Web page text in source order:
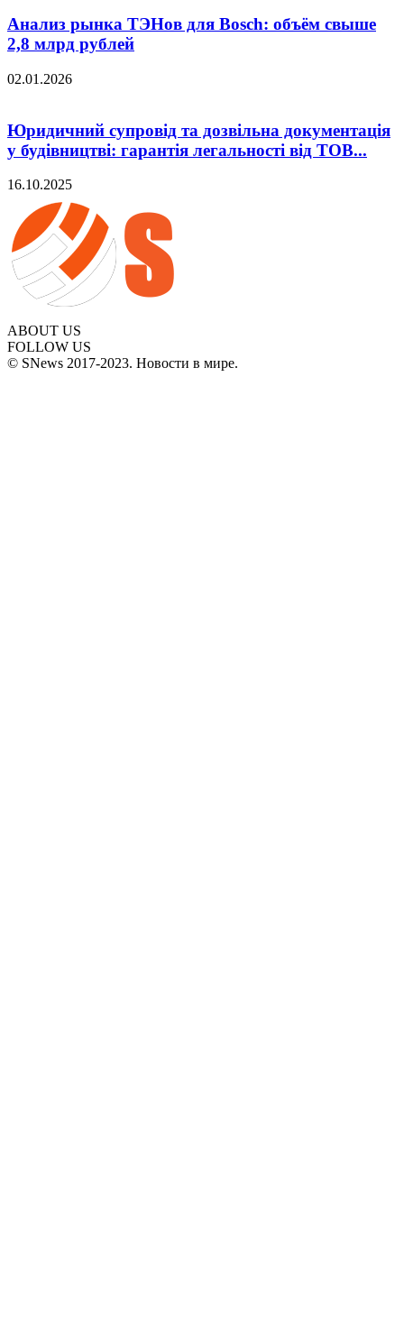
Анализ рынка ТЭНов для Bosch: объём свыше
2,8 млрд рублей
02.01.2026
Юридичний супровід та дозвільна документація
у будівництві: гарантія легальності від ТОВ...
16.10.2025
ABOUT US
FOLLOW US
© SNews 2017-2023. Новости в мире.